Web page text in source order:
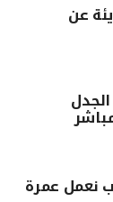
عن
نعمل عمرة